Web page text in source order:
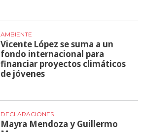
AMBIENTE
Vicente López se suma a un
fondo internacional para
financiar proyectos climáticos
de jóvenes
DECLARACIONES
Mayra Mendoza y Guillermo